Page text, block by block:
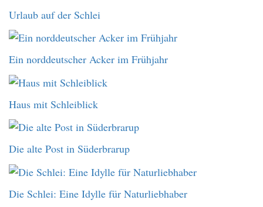
Urlaub auf der Schlei
Ein norddeutscher Acker im Frühjahr
Haus mit Schleiblick
Die alte Post in Süderbrarup
Die Schlei: Eine Idylle für Naturliebhaber